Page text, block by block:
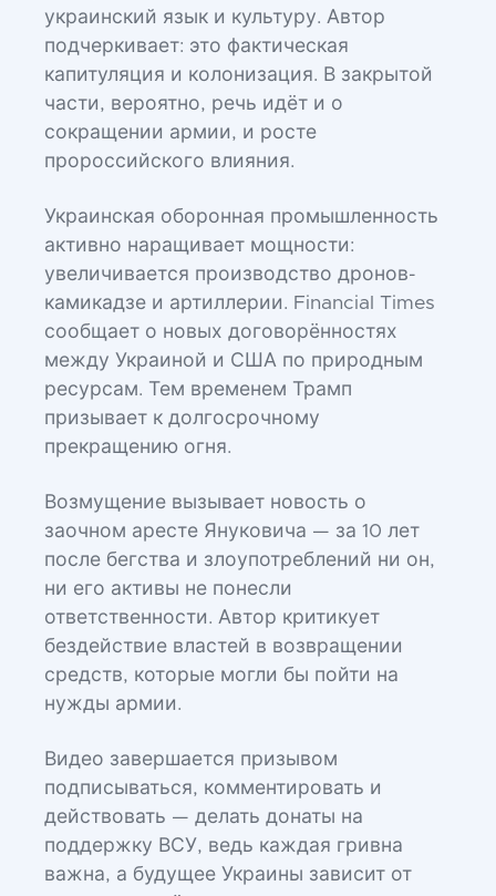
украинский язык и культуру. Автор
подчеркивает: это фактическая
капитуляция и колонизация. В закрытой
части, вероятно, речь идёт и о
сокращении армии, и росте
пророссийского влияния.
Украинская оборонная промышленность
активно наращивает мощности:
увеличивается производство дронов-
камикадзе и артиллерии. Financial Times
сообщает о новых договорённостях
между Украиной и США по природным
ресурсам. Тем временем Трамп
призывает к долгосрочному
прекращению огня.
Возмущение вызывает новость о
заочном аресте Януковича — за 10 лет
после бегства и злоупотреблений ни он,
ни его активы не понесли
ответственности. Автор критикует
бездействие властей в возвращении
средств, которые могли бы пойти на
нужды армии.
Видео завершается призывом
подписываться, комментировать и
действовать — делать донаты на
поддержку ВСУ, ведь каждая гривна
важна, а будущее Украины зависит от